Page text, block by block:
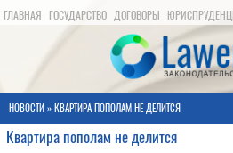
ГЛАВНАЯ ГОСУДАРСТВО ДОГОВОРЫ
НОВОСТИ » КВАРТИРА ПОПОЛАМ НЕ ДЕЛИТСЯ
Квартира пополам не делится